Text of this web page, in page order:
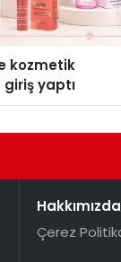
kozmetik
yaptı
Hakkımızda
Çerez